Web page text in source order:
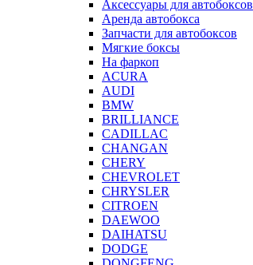
Аксессуары для автобоксов
Аренда автобокса
Запчасти для автобоксов
Мягкие боксы
На фаркоп
ACURA
AUDI
BMW
BRILLIANCE
CADILLAC
CHANGAN
CHERY
CHEVROLET
CHRYSLER
CITROEN
DAEWOO
DAIHATSU
DODGE